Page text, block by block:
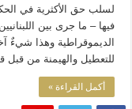
لسلب حق الأكثرية في
فيها – ما جرى بين
الديموقراطية وهذا شيءٌ
للتعطيل والهيمنة من قبل
أكمل القراءة »